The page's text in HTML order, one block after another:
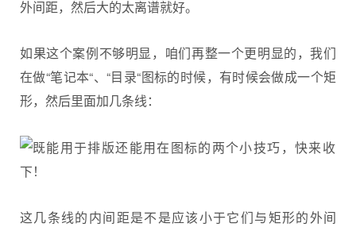
外间距，然后大的太离谱就好。
如果这个案例不够明显，咱们再整一个更明显的，我们
在做“笔记本“、“目录“图标的时候，有时候会做成一个矩
形，然后里面加几条线：
这几条线的内间距是不是应该小于它们与矩形的外间